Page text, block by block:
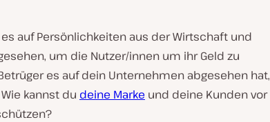
auf Persönlichkeiten aus der Wirtschaft und
um die Nutzer/innen um ihr Geld zu
es auf dein Unternehmen abgesehen hat,
kannst du deine Marke und deine Kunden vor